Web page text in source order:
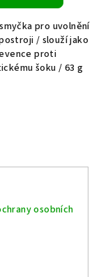
pro uvolnění
/ slouží jako
proti
šoku / 63 g
osobních